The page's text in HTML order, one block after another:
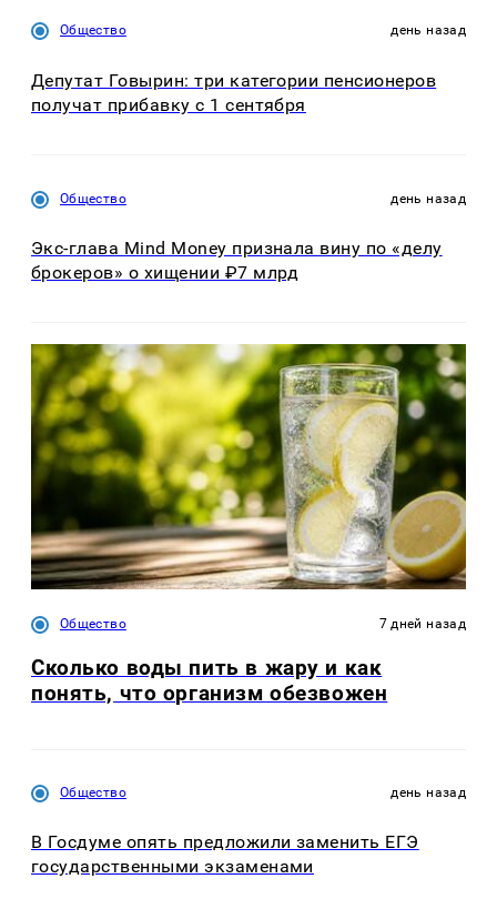
Общество день назад
Депутат Говырин: три категории пенсионеров
получат прибавку с 1 сентября
Общество день назад
Экс-глава Mind Money признала вину по «делу
брокеров» о хищении ₽7 млрд
Общество 7 дней назад
Сколько воды пить в жару и как
понять, что организм обезвожен
Общество день назад
В Госдуме опять предложили заменить ЕГЭ
государственными экзаменами